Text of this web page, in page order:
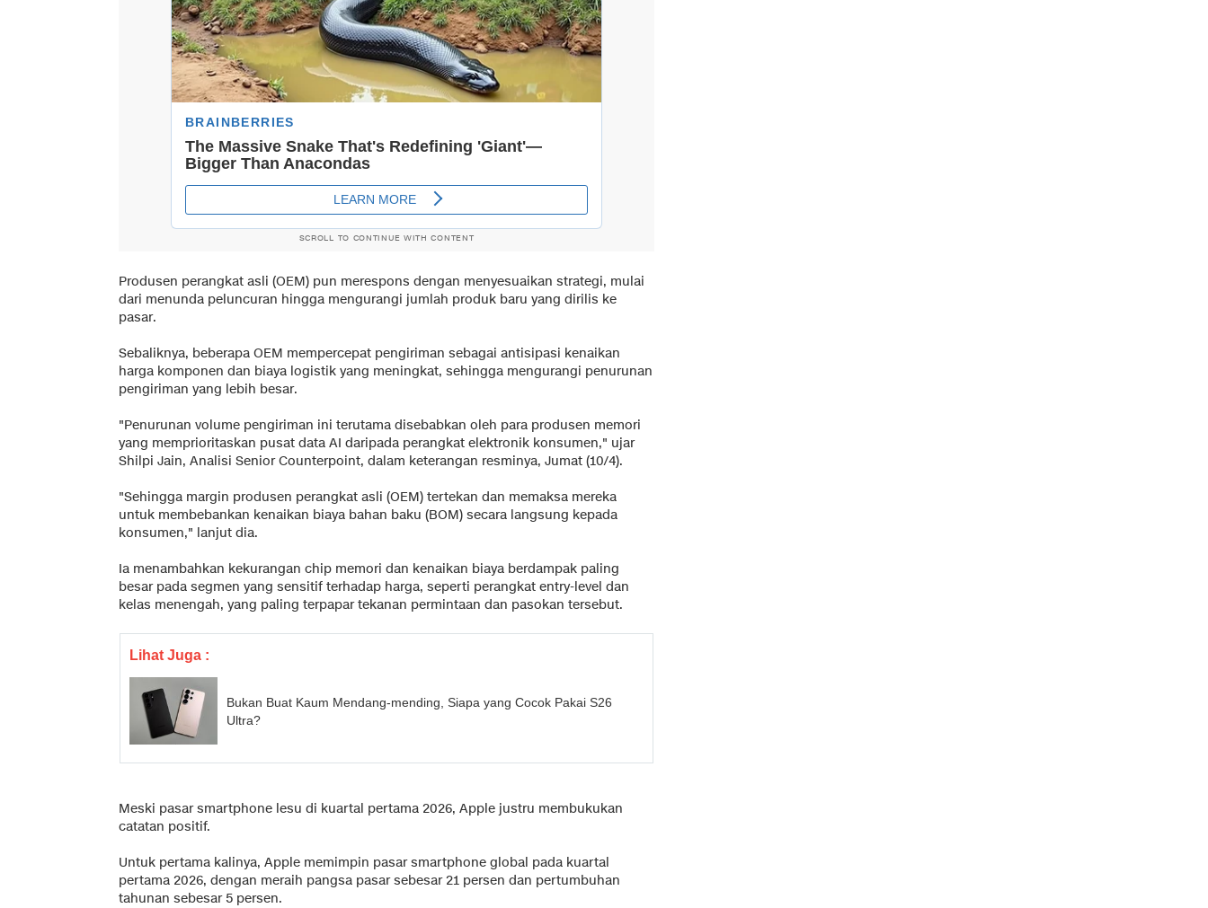
SCROLL TO CONTINUE WITH CONTENT
Produsen perangkat asli (OEM) pun merespons dengan menyesuaikan strategi, mulai
dari menunda peluncuran hingga mengurangi jumlah produk baru yang dirilis ke
pasar.
Sebaliknya, beberapa OEM mempercepat pengiriman sebagai antisipasi kenaikan
harga komponen dan biaya logistik yang meningkat, sehingga mengurangi penurunan
pengiriman yang lebih besar.
"Penurunan volume pengiriman ini terutama disebabkan oleh para produsen memori
yang memprioritaskan pusat data AI daripada perangkat elektronik konsumen," ujar
Shilpi Jain, Analisi Senior Counterpoint, dalam keterangan resminya, Jumat (10/4).
"Sehingga margin produsen perangkat asli (OEM) tertekan dan memaksa mereka
untuk membebankan kenaikan biaya bahan baku (BOM) secara langsung kepada
konsumen," lanjut dia.
Ia menambahkan kekurangan chip memori dan kenaikan biaya berdampak paling
besar pada segmen yang sensitif terhadap harga, seperti perangkat entry-level dan
kelas menengah, yang paling terpapar tekanan permintaan dan pasokan tersebut.
Lihat Juga :
Bukan Buat Kaum Mendang-mending, Siapa yang Cocok Pakai S26
Ultra?
Meski pasar smartphone lesu di kuartal pertama 2026, Apple justru membukukan
catatan positif.
Untuk pertama kalinya, Apple memimpin pasar smartphone global pada kuartal
pertama 2026, dengan meraih pangsa pasar sebesar 21 persen dan pertumbuhan
tahunan sebesar 5 persen.